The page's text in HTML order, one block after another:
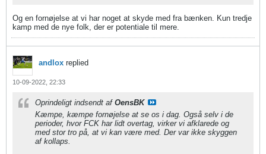
Og en fornøjelse at vi har noget at skyde med fra bænken. Kun tredje
kamp med de nye folk, der er potentiale til mere.
andlox replied
10-09-2022, 22:33
Oprindeligt indsendt af OensBK
Kæmpe, kæmpe fornøjelse at se os i dag. Også selv i de
perioder, hvor FCK har lidt overtag, virker vi afklarede og
med stor tro på, at vi kan være med. Der var ikke skyggen
af kollaps.